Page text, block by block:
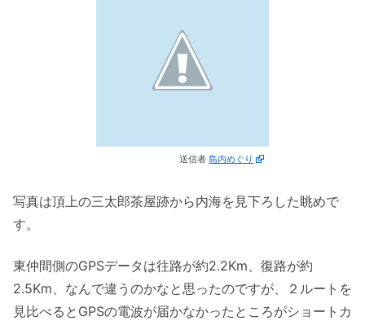
送信者 島内めぐり
写真は頂上の三太郎茶屋跡から内海を見下ろした眺めで
す。
東仲間側のGPSデータは往路が約2.2Km、復路が約
2.5Km、なんで違うのかなと思ったのですが、２ルートを
見比べるとGPSの電波が届かなかったところがショートカ